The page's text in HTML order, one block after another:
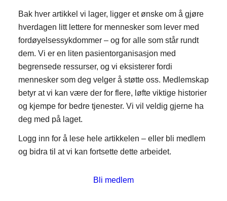
Bak hver artikkel vi lager, ligger et ønske om å gjøre
hverdagen litt lettere for mennesker som lever med
fordøyelsessykdommer – og for alle som står rundt
dem. Vi er en liten pasientorganisasjon med
begrensede ressurser, og vi eksisterer fordi
mennesker som deg velger å støtte oss. Medlemskap
betyr at vi kan være der for flere, løfte viktige historier
og kjempe for bedre tjenester. Vi vil veldig gjerne ha
deg med på laget.
Logg inn for å lese hele artikkelen – eller bli medlem
og bidra til at vi kan fortsette dette arbeidet.
Bli medlem